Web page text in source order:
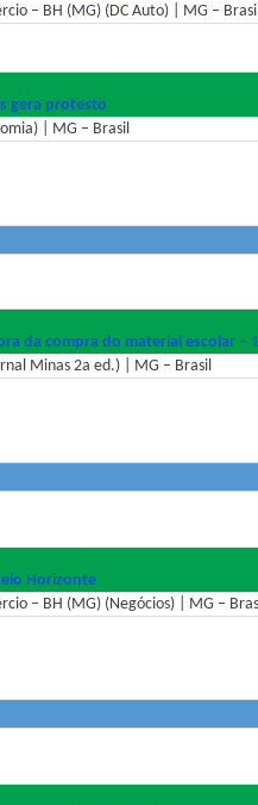
– BH (MG) (DC Auto) | MG – Brasil
gera protesto
| MG – Brasil
da compra do material escolar –
Minas 2a ed.) | MG – Brasil
Horizonte
– BH (MG) (Negócios) | MG –